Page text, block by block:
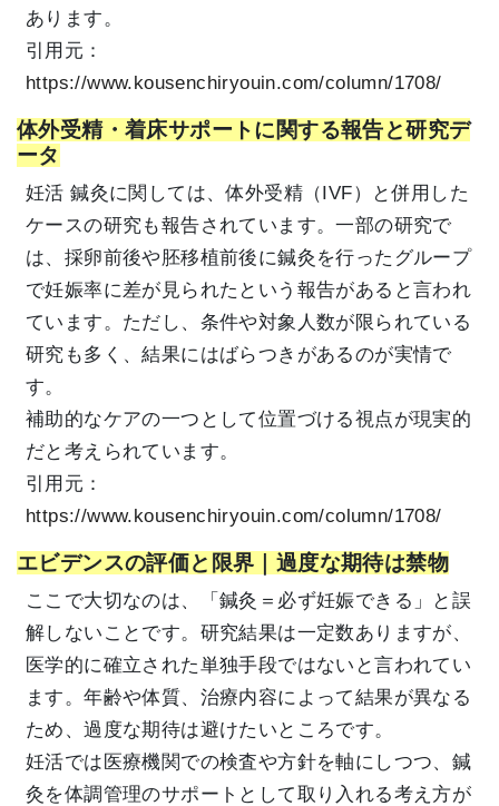
あります。
引用元：
https://www.kousenchiryouin.com/column/1708/
体外受精・着床サポートに関する報告と研究デ
ータ
妊活 鍼灸に関しては、体外受精（IVF）と併用した
ケースの研究も報告されています。一部の研究で
は、採卵前後や胚移植前後に鍼灸を行ったグループ
で妊娠率に差が見られたという報告があると言われ
ています。ただし、条件や対象人数が限られている
研究も多く、結果にはばらつきがあるのが実情で
す。
補助的なケアの一つとして位置づける視点が現実的
だと考えられています。
引用元：
https://www.kousenchiryouin.com/column/1708/
エビデンスの評価と限界｜過度な期待は禁物
ここで大切なのは、「鍼灸＝必ず妊娠できる」と誤
解しないことです。研究結果は一定数ありますが、
医学的に確立された単独手段ではないと言われてい
ます。年齢や体質、治療内容によって結果が異なる
ため、過度な期待は避けたいところです。
妊活では医療機関での検査や方針を軸にしつつ、鍼
灸を体調管理のサポートとして取り入れる考え方が